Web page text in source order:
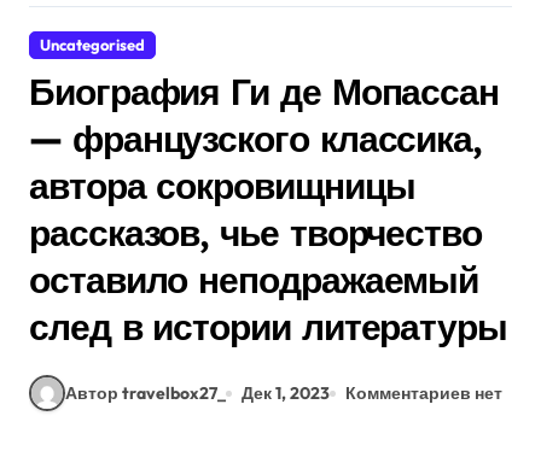
Uncategorised
Биография Ги де Мопассан
— французского классика,
автора сокровищницы
рассказов, чье творчество
оставило неподражаемый
след в истории литературы
Автор travelbox27_ Дек 1, 2023 Комментариев нет